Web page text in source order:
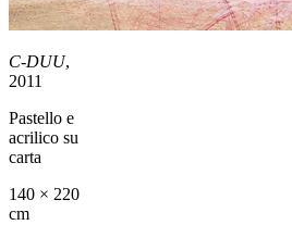
C-DUU,
2011
Pastello e
acrilico su
carta
140 × 220
cm